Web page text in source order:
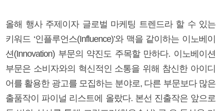
올해 행사 주제이자 글로벌 마케팅 트렌드라 할 수 있는
키워드 ‘인플루언스(Influence)’와 맥을 같이하는 이노베이
션(Innovation) 부문의 약진도 주목할 만하다. 이노베이션
부문은 소비자와의 혁신적인 소통을 위해 참신한 아이디
어를 활용한 광고를 모집하는 분야로, 다른 부문보다 많은
출품작이 파이널 리스트에 올랐다. 본선 진출작은 앞으로